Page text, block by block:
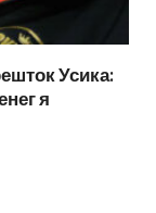
Усика:
я